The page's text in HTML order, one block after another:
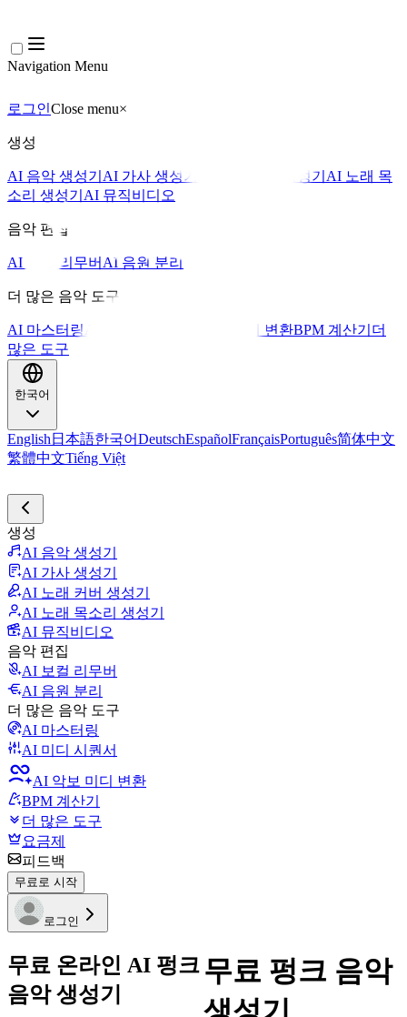
Navigation Menu
로그인Close menu×
생성
AI 음악 생성기 AI 가사 생성기 AI 노래 커버 생성기 AI 노래 목
소리 생성기 AI 뮤직비디오
음악 편집
AI 보컬 리무버 AI 음원 분리
더 많은 음악 도구
AI 마스터링 AI 악보 미디 변환BPM 계산기 더
많은 도구
한국어
English 日本語한국어DeutschEspañolFrançaisPortuguês简体中文
繁體中文Tiếng Việt
생성
AI 음악 생성기
AI 가사 생성기
AI 노래 커버 생성기
AI 노래 목소리 생성기
AI 뮤직비디오
음악 편집
AI 보컬 리무버
AI 음원 분리
더 많은 음악 도구
AI 마스터링
AI 미디 시퀀서
AI 악보 미디 변환
BPM 계산기
더 많은 도구
요금제
피드백
무료로 시작
로그인
무료 온라인 AI 펑크
음악 생성기
무료 펑크 음악